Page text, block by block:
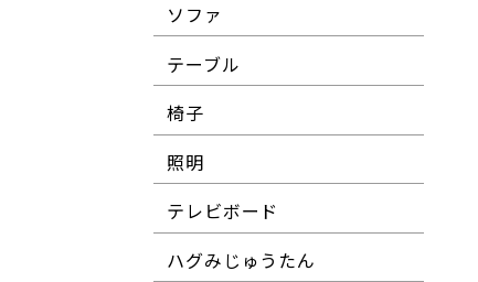
ソファ
テーブル
椅子
照明
テレビボード
ハグみじゅうたん